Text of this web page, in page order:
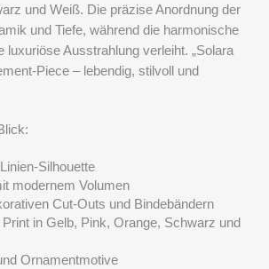
und Weiß. Die präzise Anordnung der
und Tiefe, während die harmonische
luxuriöse Ausstrahlung verleiht. „Solara
Piece – lebendig, stilvoll und
Silhouette
modernem Volumen
Cut-Outs und Bindebändern
in Gelb, Pink, Orange, Schwarz und
Ornamentmotive